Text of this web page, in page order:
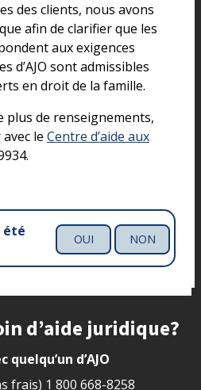
des clients, nous avons
afin de clarifier que les
aux exigences
d’AJO sont admissibles
en droit de la famille.
plus de renseignements,
le Centre d’aide aux
été
OUI NON
d’aide juridique?
quelqu’un d’AJO
frais) 1 800 668-8258